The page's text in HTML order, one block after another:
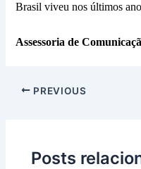
Brasil viveu nos últimos
Assessoria de
PREVIOUS
Posts